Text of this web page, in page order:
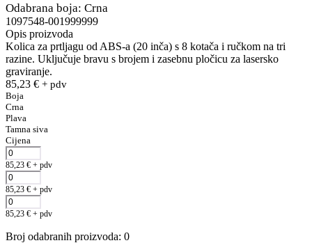
Odabrana boja: Crna
1097548-001999999
Opis proizvoda
Kolica za prtljagu od ABS-a (20 inča) s 8 kotača i ručkom na tri
razine. Uključuje bravu s brojem i zasebnu pločicu za lasersko
graviranje.
85,23 € + pdv
Boja
Crna
Plava
Tamna siva
Cijena
85,23 € + pdv
85,23 € + pdv
85,23 € + pdv
Broj odabranih proizvoda: 0